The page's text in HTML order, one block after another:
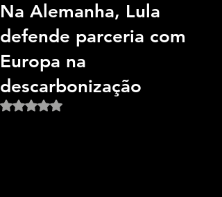
Na Alemanha, Lula
defende parceria com
Europa na
descarbonização
Avaliado com NaN de 5 estrelas.